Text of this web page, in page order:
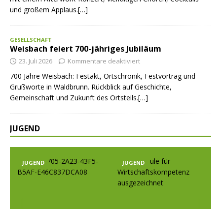
und großem Applaus.[…]
GESELLSCHAFT
Weisbach feiert 700-jähriges Jubiläum
23. Juli 2026 Kommentare deaktiviert
700 Jahre Weisbach: Festakt, Ortschronik, Festvortrag und
Grußworte in Waldbrunn. Rückblick auf Geschichte,
Gemeinschaft und Zukunft des Ortsteils.[…]
JUGEND
JUGEND